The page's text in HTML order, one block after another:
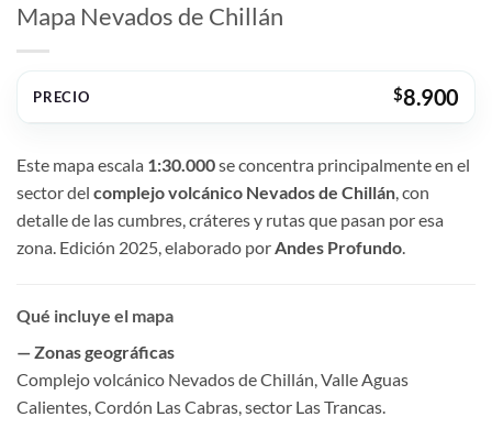
Mapa Nevados de Chillán
PRECIO $8.900
Este mapa escala 1:30.000se concentra principalmente en el
sector del complejo volcánico Nevados de Chillán, con
detalle de las cumbres, cráteres y rutas que pasan por esa
zona. Edición 2025, elaborado porAndes Profundo.
Qué incluye el mapa
— Zonas geográficas
Complejo volcánico Nevados de Chillán, Valle Aguas
Calientes, Cordón Las Cabras, sector Las Trancas.